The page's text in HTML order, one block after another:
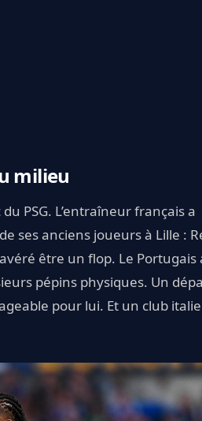
milieu
PSG. L’entraîneur français a
ses anciens joueurs à Lille :
avéré être un flop. Le Portugais
pépins physiques. Un
pour lui. Et un club